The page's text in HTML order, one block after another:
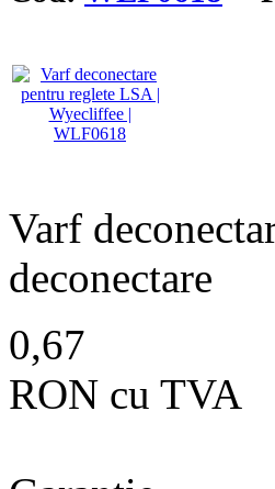
Varf
deconectare
0,67
RON cu TVA